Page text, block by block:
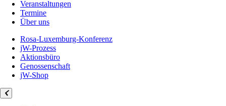
Veranstaltungen
Termine
Über uns
Rosa-Luxemburg-Konferenz
jW-Prozess
Aktionsbüro
Genossenschaft
jW-Shop